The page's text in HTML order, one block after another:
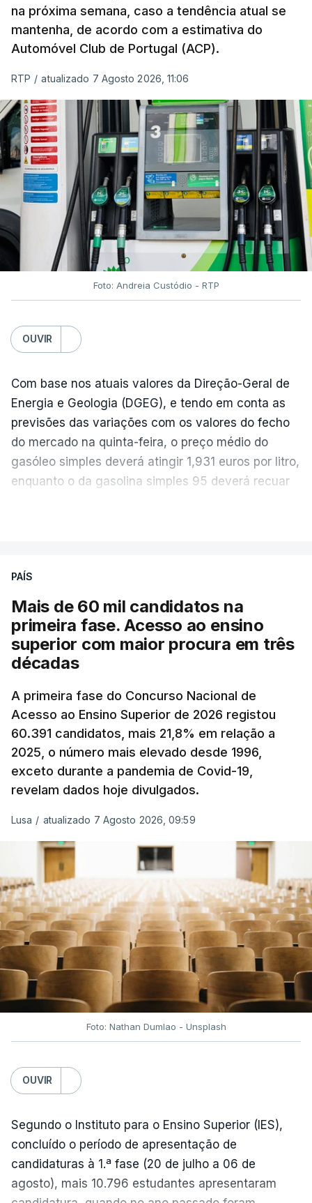
na próxima semana, caso a tendência atual se
mantenha, de acordo com a estimativa do
Automóvel Club de Portugal (ACP).
RTP / atualizado 7 Agosto 2026, 11:06
Foto: Andreia Custódio - RTP
OUVIR
Com base nos atuais valores da Direção-Geral de
Energia e Geologia (DGEG), e tendo em conta as
previsões das variações com os valores do fecho
do mercado na quinta-feira, o preço médio do
gasóleo simples deverá atingir 1,931 euros por litro,
enquanto o da gasolina simples 95 deverá recuar
evolução das cotações internacionais do petróleo,
posto de abastecimento, a marca e a localização.
A atualização do desconto do Imposto sobre os
Produtos Petrolíferos (ISP) também poderá
O Governo comprometeu-se a aplicar uma redução
extraordinária e temporária no ISP, sempre que se
verifique um aumento do preço dos combustíveis
superior a 10 cêntimos, para mitigar a escalada de
preços.
Depois de uma subida inicial devido à guerra no
Irão, à tensão geopolítica no Médio Oriente e ao
fecho do estreito de Ormuz, os preços dos
combustíveis desceram durante o cessar-fogo
entre Washington e Teerão.
No entanto, com o retomar do conflito, as últimas
semanas têm sido marcadas por uma subida
acentuada, tendência que deverá ser revertida na
próxima semana.
c/Lusa
PAÍS
Mais de 60 mil candidatos na
primeira fase. Acesso ao ensino
superior com maior procura em três
décadas
A primeira fase do Concurso Nacional de
Acesso ao Ensino Superior de 2026 registou
60.391 candidatos, mais 21,8% em relação a
2025, o número mais elevado desde 1996,
exceto durante a pandemia de Covid-19,
revelam dados hoje divulgados.
Lusa / atualizado 7 Agosto 2026, 09:59
Foto: Nathan Dumlao - Unsplash
OUVIR
Segundo o Instituto para o Ensino Superior (IES),
concluído o período de apresentação de
candidaturas à 1.ª fase (20 de julho a 06 de
agosto), mais 10.796 estudantes apresentaram